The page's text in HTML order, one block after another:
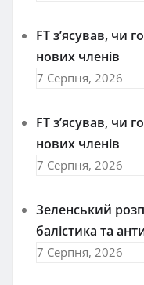
FT зʼясував, чи
нових членів
7 Серпня, 2026
FT зʼясував, чи
нових членів
7 Серпня, 2026
Зеленський
балістика та
7 Серпня, 2026